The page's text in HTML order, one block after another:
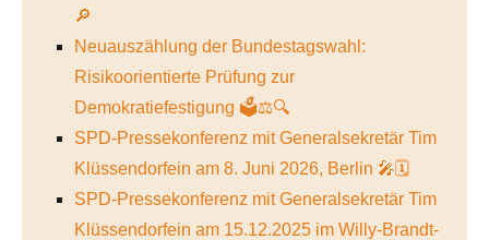
🔎
Neuauszählung der Bundestagswahl:
Risikoorientierte Prüfung zur
Demokratiefestigung 🗳️⚖️🔍
SPD-Pressekonferenz mit Generalsekretär Tim
Klüssendorfein am 8. Juni 2026, Berlin 🎤🗓️
SPD-Pressekonferenz mit Generalsekretär Tim
Klüssendorfein am 15.12.2025 im Willy-Brandt-